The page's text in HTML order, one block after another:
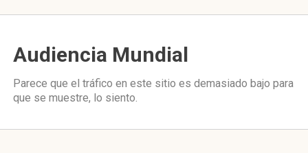
Audiencia Mundial
Parece que el tráfico en este sitio es demasiado bajo para
que se muestre, lo siento.